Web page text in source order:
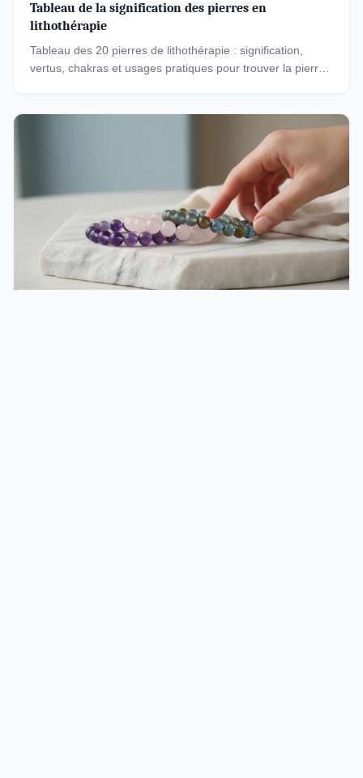
Tableau de la signification des pierres en
lithothérapie
Tableau des 20 pierres de lithothérapie : signification,
vertus, chakras et usages pratiques pour trouver la pierre